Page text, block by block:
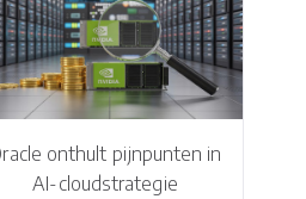
onthult pijnpunten in
AI-cloudstrategie